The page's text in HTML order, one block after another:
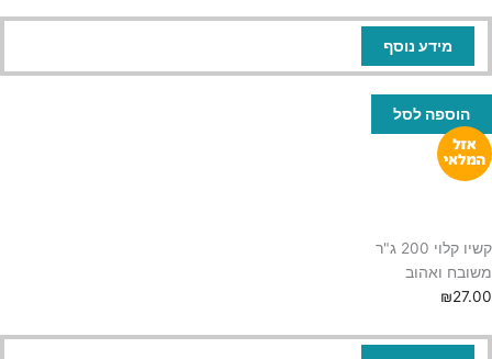
מידע נוסף
הוספה לסל
קשיו קלוי 200 ג"ר
משובח ואהוב
₪27.00